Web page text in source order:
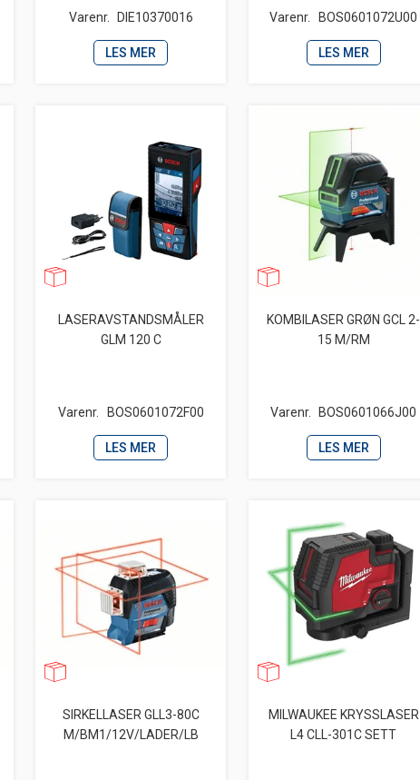
Varenr. DIE10370016
LES MER
Varenr. BOS0601072U00
LES MER
LASERAVSTANDSMÅLER
GLM 120 C
Varenr. BOS0601072F00
LES MER
KOMBILASER GRØN GCL 2-
15 M/RM
Varenr. BOS0601066J00
LES MER
SIRKELLASER GLL3-80C
M/BM1/12V/LADER/LB
MILWAUKEE KRYSSLASER
L4 CLL-301C SETT